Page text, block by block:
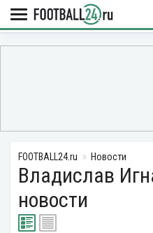
FOOTBALL24.ru Новости
Владислав
новости